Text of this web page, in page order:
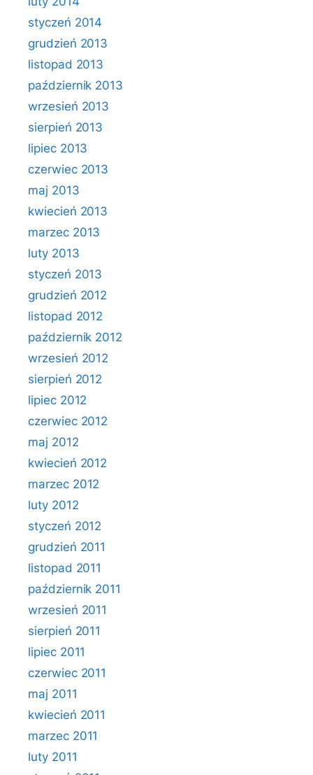
styczeń 2014
grudzień 2013
listopad 2013
październik 2013
wrzesień 2013
sierpień 2013
lipiec 2013
czerwiec 2013
maj 2013
kwiecień 2013
marzec 2013
luty 2013
styczeń 2013
grudzień 2012
listopad 2012
październik 2012
wrzesień 2012
sierpień 2012
lipiec 2012
czerwiec 2012
maj 2012
kwiecień 2012
marzec 2012
luty 2012
styczeń 2012
grudzień 2011
listopad 2011
październik 2011
wrzesień 2011
sierpień 2011
lipiec 2011
czerwiec 2011
maj 2011
kwiecień 2011
marzec 2011
luty 2011